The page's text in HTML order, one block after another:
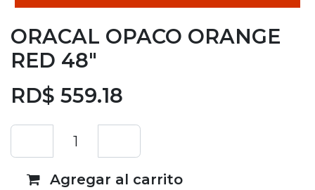
ORACAL OPACO ORANGE
RED 48"
RD$ 559.18
Agregar al carrito